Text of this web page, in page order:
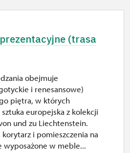
(trasa
obejmuje
i renesansowe)
piętra, w których
europejska z kolekcji
und zu Liechtenstein.
i pomieszczenia na
w meble...